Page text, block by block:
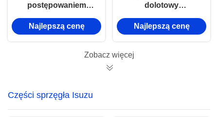
postępowaniem
objęte
postępowaniem
postępowaniem
rozporządzeniem są
objęte
Najlepszą cenę
dolotowy
1003011ADB1 do
ISUZU NKR,
dopasowanie i długa
Najlepszą cenę
Zobacz więcej
Części sprzęgła Isuzu